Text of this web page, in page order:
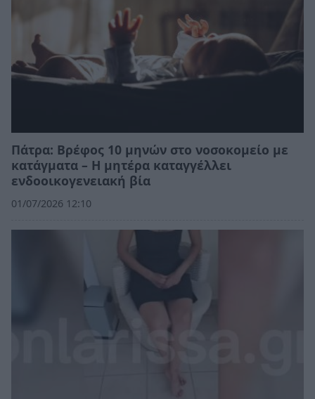
Πάτρα: Βρέφος 10 μηνών στο νοσοκομείο με
κατάγματα – Η μητέρα καταγγέλλει
ενδοοικογενειακή βία
01/07/2026 12:10